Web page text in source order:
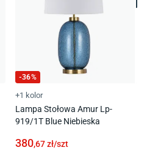
-36%
+1 kolor
Lampa Stołowa Amur Lp-
919/1T Blue Niebieska
380,67zł/szt